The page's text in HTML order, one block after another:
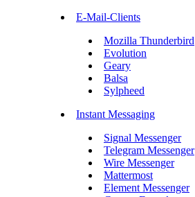
E-Mail-Clients
Mozilla Thunderbird
Evolution
Geary
Balsa
Sylpheed
Instant Messaging
Signal Messenger
Telegram Messenger
Wire Messenger
Mattermost
Element Messenger